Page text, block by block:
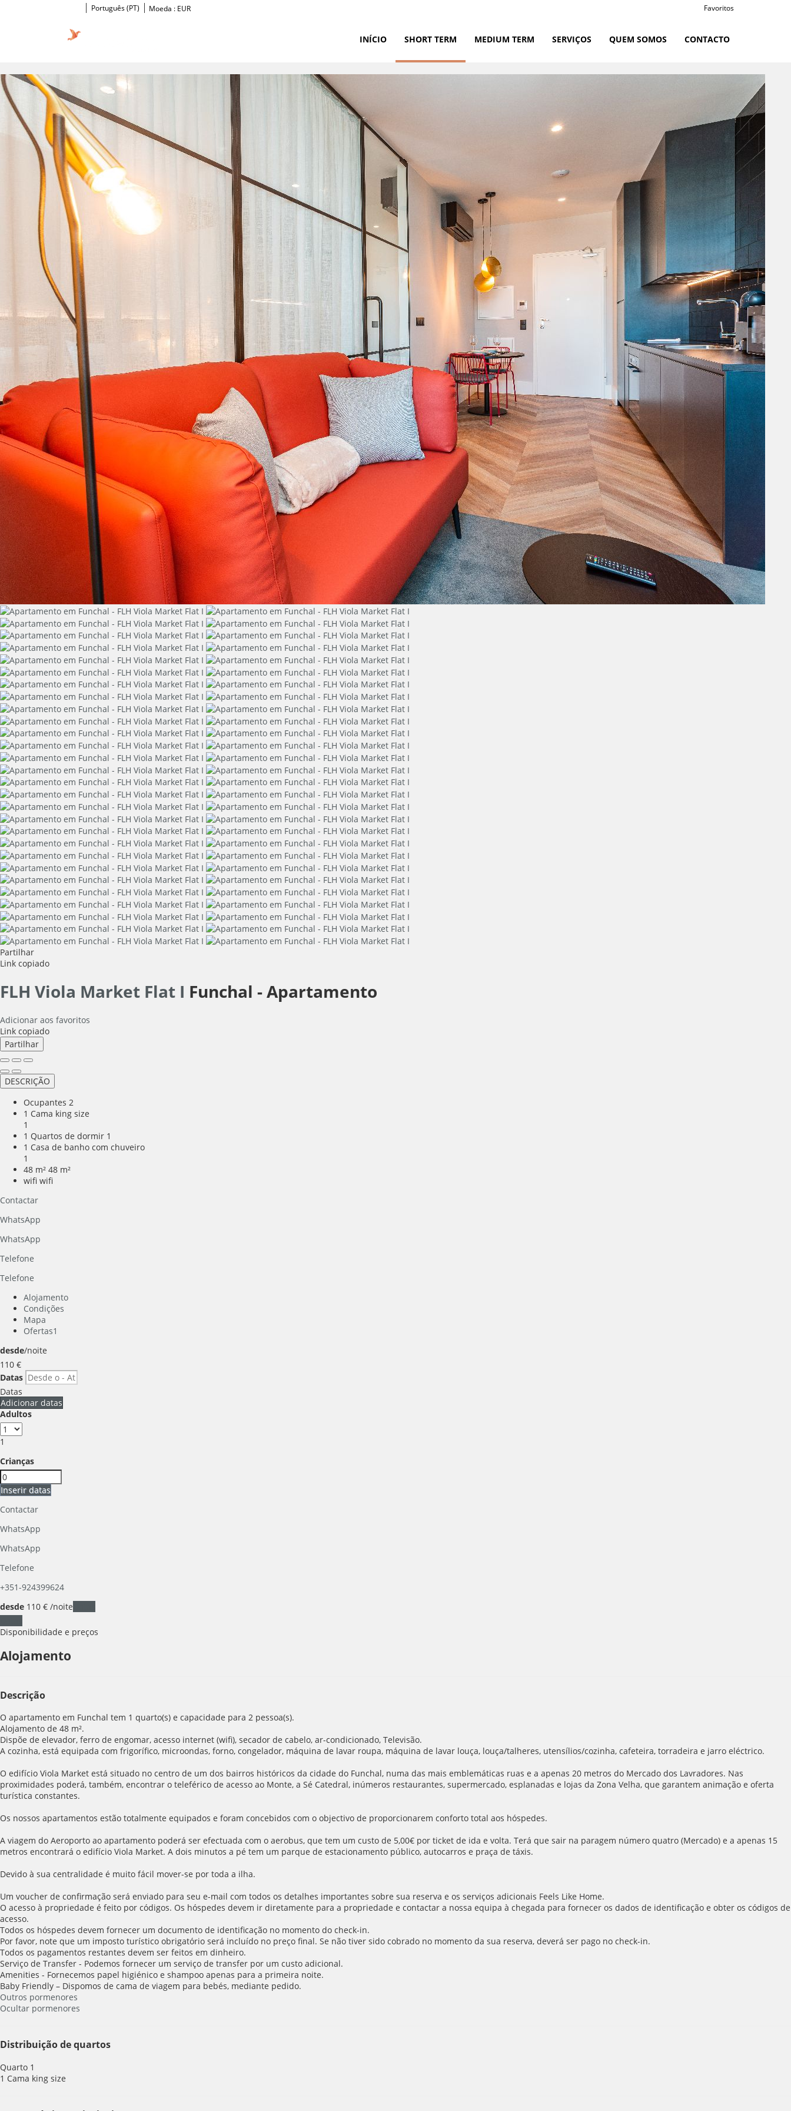
Português (PT) Moeda : EUR Favoritos
INÍCIO SHORT TERM MEDIUM TERM SERVIÇOS QUEM SOMOS CONTACTO
Partilhar
Link copiado
FLH Viola Market Flat I Funchal -Apartamento
Adicionar aos favoritos
Link copiado
Partilhar
DESCRIÇÃO
Ocupantes 2
1 Cama king size
1
1 Quartos de dormir 1
1 Casa de banho com chuveiro
1
48 m² 48 m²
wifi wifi
Contactar
WhatsApp
WhatsApp
Telefone
Telefone
Alojamento
Condições
Mapa
Ofertas1
desde/noite
110 €
Datas
Datas
Adicionar datas
Adultos
1
Crianças
Inserir datas
Contactar
WhatsApp
WhatsApp
Telefone
+351-924399624
desde 110 € /noite
Disponibilidade e preços
Alojamento
Descrição
O apartamento em Funchal tem 1 quarto(s) e capacidade para 2 pessoa(s).
Alojamento de 48 m².
Dispõe de elevador, ferro de engomar, acesso internet (wifi), secador de cabelo, ar-condicionado, Televisão.
A cozinha, está equipada com frigorífico, microondas, forno, congelador, máquina de lavar roupa, máquina de lavar louça, louça/talheres, utensílios/cozinha, cafeteira, torradeira e jarro eléctrico.
O edifício Viola Market está situado no centro de um dos bairros históricos da cidade do Funchal, numa das mais emblemáticas ruas e a apenas 20 metros do Mercado dos Lavradores. Nas
proximidades poderá, também, encontrar o teleférico de acesso ao Monte, a Sé Catedral, inúmeros restaurantes, supermercado, esplanadas e lojas da Zona Velha, que garantem animação e oferta
turística constantes.
Os nossos apartamentos estão totalmente equipados e foram concebidos com o objectivo de proporcionarem conforto total aos hóspedes.
A viagem do Aeroporto ao apartamento poderá ser efectuada com o aerobus, que tem um custo de 5,00€ por ticket de ida e volta. Terá que sair na paragem número quatro (Mercado) e a apenas 15
metros encontrará o edifício Viola Market. A dois minutos a pé tem um parque de estacionamento público, autocarros e praça de táxis.
Devido à sua centralidade é muito fácil mover-se por toda a ilha.
Um voucher de confirmação será enviado para seu e-mail com todos os detalhes importantes sobre sua reserva e os serviços adicionais Feels Like Home.
O acesso à propriedade é feito por códigos. Os hóspedes devem ir diretamente para a propriedade e contactar a nossa equipa à chegada para fornecer os dados de identificação e obter os códigos de
acesso.
Todos os hóspedes devem fornecer um documento de identificação no momento do check-in.
Por favor, note que um imposto turístico obrigatório será incluído no preço final. Se não tiver sido cobrado no momento da sua reserva, deverá ser pago no check-in.
Todos os pagamentos restantes devem ser feitos em dinheiro.
Serviço de Transfer - Podemos fornecer um serviço de transfer por um custo adicional.
Amenities - Fornecemos papel higiénico e shampoo apenas para a primeira noite.
Baby Friendly – Dispomos de cama de viagem para bebés, mediante pedido.
Outros pormenores
Ocultar pormenores
Distribuição de quartos
Quarto 1
1 Cama king size